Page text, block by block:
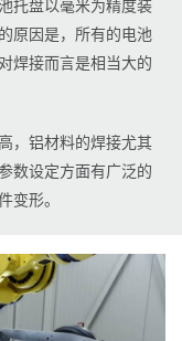
托盘以毫米为精度装
原因是，所有的电池
焊接而言是相当大的
，铝材料的焊接尤其
数设定方面有广泛的
变形。